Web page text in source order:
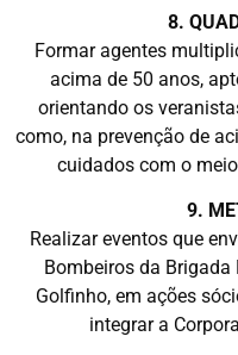
8.
Formar agentes
acima de 50 anos,
orientando os
como, na prevenção de
cuidados com o
9.
Realizar eventos que
Bombeiros da
Golfinho, em ações
integrar a